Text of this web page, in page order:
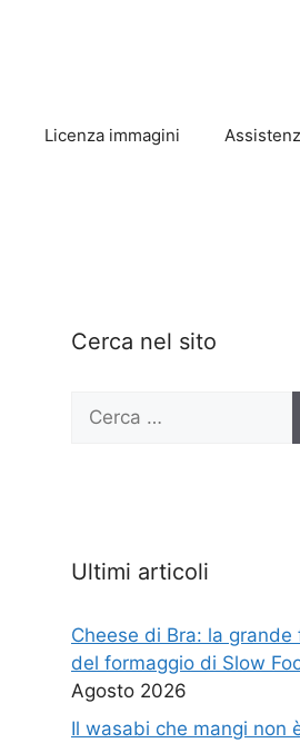
Licenza immagini
Cerca nel sito
Ricerca
Ultimi articoli
Cheese di Bra: la grande
del formaggio di Slow
Agosto 2026
Il wasabi che mangi non